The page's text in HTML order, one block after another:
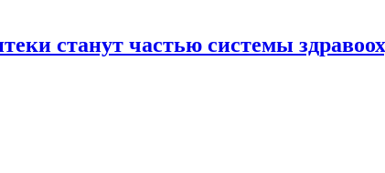
станут частью системы